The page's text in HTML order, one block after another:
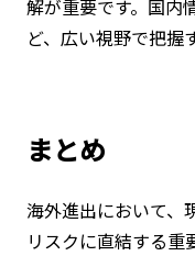
解が重要です。国内
ど、広い視野で把握
まとめ
海外進出において、
リスクに直結する重